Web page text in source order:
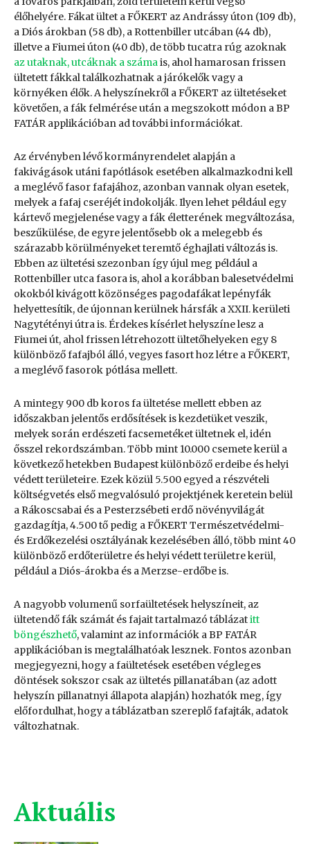
élőhelyére. Fákat ültet a FŐKERT az Andrássy úton (109 db),
a Diós árokban (58 db), a Rottenbiller utcában (44 db),
illetve a Fiumei úton (40 db), de több tucatra rúg azoknak
az utaknak, utcáknak a száma is, ahol hamarosan frissen
ültetett fákkal találkozhatnak a járókelők vagy a
környéken élők. A helyszínekről a FŐKERT az ültetéseket
követően, a fák felmérése után a megszokott módon a BP
FATÁR applikációban ad további információkat.
Az érvényben lévő kormányrendelet alapján a
fakivágások utáni fapótlások esetében alkalmazkodni kell
a meglévő fasor fafajához, azonban vannak olyan esetek,
melyek a fafaj cseréjét indokolják. Ilyen lehet például egy
kártevő megjelenése vagy a fák életterének megváltozása,
beszűkülése, de egyre jelentősebb ok a melegebb és
szárazabb körülményeket teremtő éghajlati változás is.
Ebben az ültetési szezonban így újul meg például a
Rottenbiller utca fasora is, ahol a korábban balesetvédelmi
okokból kivágott közönséges pagodafákat lepényfák
helyettesítik, de újonnan kerülnek hársfák a XXII. kerületi
Nagytétényi útra is. Érdekes kísérlet helyszíne lesz a
Fiumei út, ahol frissen létrehozott ültetőhelyeken egy 8
különböző fafajból álló, vegyes fasort hoz létre a FŐKERT,
a meglévő fasorok pótlása mellett.
A mintegy 900 db koros fa ültetése mellett ebben az
időszakban jelentős erdősítések is kezdetüket veszik,
melyek során erdészeti facsemetéket ültetnek el, idén
ősszel rekordszámban. Több mint 10.000 csemete kerül a
következő hetekben Budapest különböző erdeibe és helyi
védett területeire. Ezek közül 5.500 egyed a részvételi
költségvetés első megvalósuló projektjének keretein belül
a Rákoscsabai és a Pesterzsébeti erdő növényvilágát
gazdagítja, 4.500 tő pedig a FŐKERT Természetvédelmi-
és Erdőkezelési osztályának kezelésében álló, több mint 40
különböző erdőterületre és helyi védett területre kerül,
például a Diós-árokba és a Merzse-erdőbe is.
A nagyobb volumenű sorfaültetések helyszíneit, az
ültetendő fák számát és fajait tartalmazó táblázatitt
böngészhető, valamint az információk a BP FATÁR
applikációban is megtalálhatóak lesznek. Fontos azonban
megjegyezni, hogy a faültetések esetében végleges
döntések sokszor csak az ültetés pillanatában (az adott
helyszín pillanatnyi állapota alapján) hozhatók meg, így
előfordulhat, hogy a táblázatban szereplő fafajták, adatok
változhatnak.
Aktuális